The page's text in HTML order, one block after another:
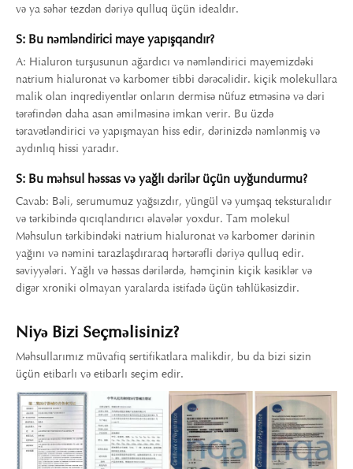
və ya səhər tezdən dəriyə qulluq üçün idealdır.
S: Bu nəmləndirici maye yapışqandır?
A: Hialuron turşusunun ağardıcı və nəmləndirici mayemizdəki
natrium hialuronat və karbomer tibbi dərəcəlidir. kiçik molekullara
malik olan inqrediyentlər onların dermisə nüfuz etməsinə və dəri
tərəfindən daha asan əmilməsinə imkan verir. Bu üzdə
təravətləndirici və yapışmayan hiss edir, dərinizdə nəmlənmiş və
aydınlıq hissi yaradır.
S: Bu məhsul həssas və yağlı dərilər üçün uyğundurmu?
Cavab: Bəli, serumumuz yağsızdır, yüngül və yumşaq teksturalıdır
və tərkibində qıcıqlandırıcı əlavələr yoxdur. Tam molekul
Məhsulun tərkibindəki natrium hialuronat və karbomer dərinin
yağını və nəmini tarazlaşdıraraq hərtərəfli dəriyə qulluq edir.
səviyyələri. Yağlı və həssas dərilərdə, həmçinin kiçik kəsiklər və
digər xroniki olmayan yaralarda istifadə üçün təhlükəsizdir.
Niyə Bizi Seçməlisiniz?
Məhsullarımız müvafiq sertifikatlara malikdir, bu da bizi sizin
üçün etibarlı və etibarlı seçim edir.